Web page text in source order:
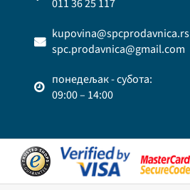
011 36 25 117
kupovina@spcprodavnica.rs
spc.prodavnica@gmail.com
понедељак - субота:
09:00 – 14:00